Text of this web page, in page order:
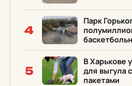
4
Парк
5
В Харькове
для выгула
пакетами